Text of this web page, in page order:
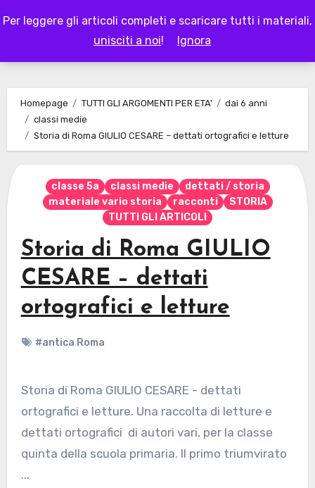
Per leggere gli articoli completi e scaricare tutti i materiali,
unisciti a noi! Ignora
to
LAPAPPADOLCE
Homepage TUTTI GLI ARGOMENTI PER ETA'
dai 6 anni
classi medie
Storia di Roma GIULIO CESARE – dettati ortografici e letture
classe 5a classi medie
dettati / storia
materiale vario storia
racconti
STORIA
TUTTI GLI ARTICOLI
Storia di Roma GIULIO
CESARE – dettati
ortografici e letture
#antica Roma
Storia di Roma GIULIO CESARE - dettati
ortografici e letture. Una raccolta di letture e
dettati ortografici di autori vari, per la classe
quinta della scuola primaria. Il primo triumvirato
...